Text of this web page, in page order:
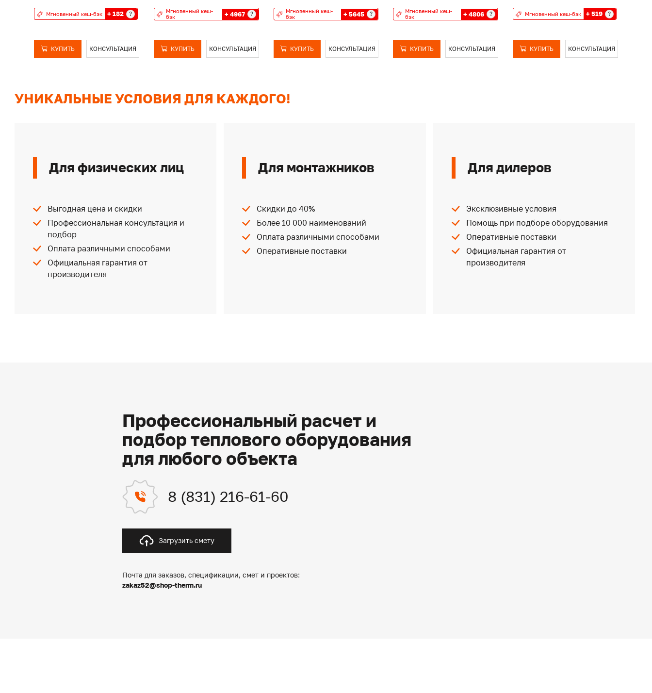
Мгновенный кеш-бэк + 182 ?
КУПИТЬ КОНСУЛЬТАЦИЯ
Мгновенный кеш-
бэк
+ 4967 ?
КУПИТЬ КОНСУЛЬТАЦИЯ
Мгновенный кеш-
бэк
+ 5645 ?
КУПИТЬ КОНСУЛЬТАЦИЯ
Мгновенный кеш-
бэк
+ 4806 ?
КУПИТЬ КОНСУЛЬТАЦИЯ
Мгновенный кеш-бэк + 519 ?
КУПИТЬ КОНСУЛЬТАЦИЯ
УНИКАЛЬНЫЕ УСЛОВИЯ ДЛЯ КАЖДОГО!
Для физических лиц
Выгодная цена и скидки
Профессиональная консультация и
подбор
Оплата различными способами
Официальная гарантия от
производителя
Для монтажников
Скидки до 40%
Более 10 000 наименований
Оплата различными способами
Оперативные поставки
Для дилеров
Эксклюзивные условия
Помощь при подборе оборудования
Оперативные поставки
Официальная гарантия от
производителя
Профессиональный расчет и
подбор теплового оборудования
для любого объекта
8 (831) 216-61-60
Загрузить смету
Почта для заказов, спецификации, смет и проектов:
zakaz52@shop-therm.ru